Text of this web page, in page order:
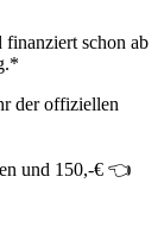
schon ab
der offiziellen
und 150,-€ 👈